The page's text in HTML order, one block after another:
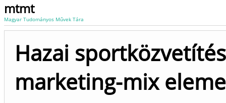
mtmt
Magyar Tudományos Művek Tára
Hazai
marketing-mix